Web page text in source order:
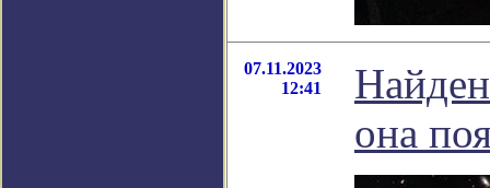
07.11.2023
12:41
она